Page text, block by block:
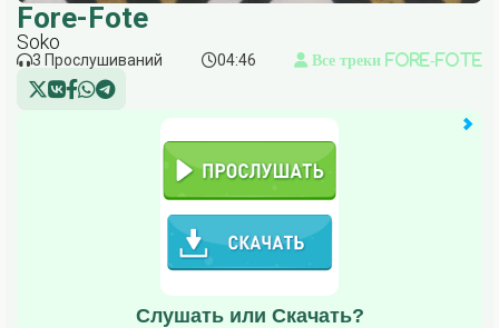
Fore-Fote
Soko
3 Прослушиваний 04:46 Все треки Fore-Fote
Слушать или Скачать?